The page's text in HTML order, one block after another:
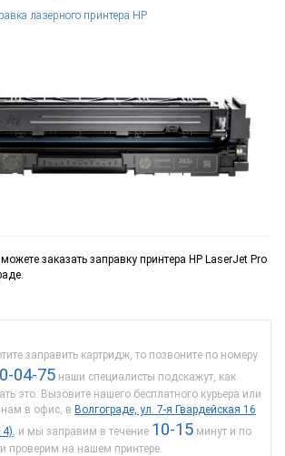
лазерного принтера HP
заказать заправку принтера HP LaserJet Pro
заправить картридж, то позвоните по номеру
04-75 наши специалисты подскажут, как
это. Вызовите нашего бесплатного курьера или
нам в офис, в Волгограде, ул. 7-я Гвардейская 16
, и мы заправим в течение 10-15 минут и по
проверим на нашем принтере.